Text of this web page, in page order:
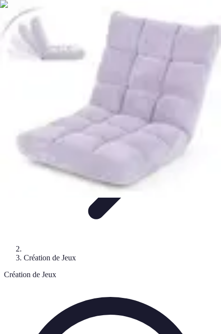
Règles et Jeux
Jeux de société
Création de Jeux
CartesCréation de jeux
Règles et Jeux
Création de Jeux
Création de Jeux